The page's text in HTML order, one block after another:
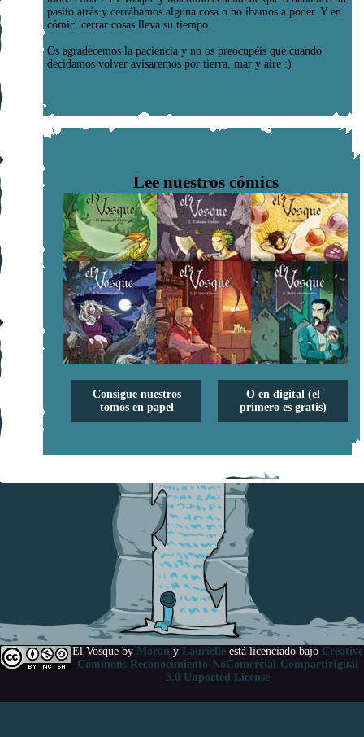
pasito atrás y cerrábamos alguna cosa o no íbamos a poder. Y en
cómic, cerrar cosas lleva su tiempo.
Os agradecemos la paciencia y no os preocupéis que cuando
decidamos volver avisaremos por tierra, mar y aire :)
Lee nuestros cómics
Consigue nuestros
tomos en papel
O en digital (el
primero es gratis)
El Vosque by Moran y Laurielle está licenciado bajo Creative
Commons Reconocimiento-NoComercial-CompartirIgual
3.0 Unported License